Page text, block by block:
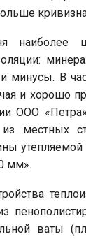
кривизна
минусы. В
и хорошо
ООО
из местных
мм».
ваты